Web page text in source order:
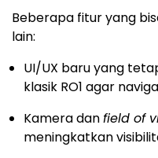
Beberapa fitur yang
lain:
UI/UX baru yang
klasik RO1 agar
Kamera danfield of
meningkatkan